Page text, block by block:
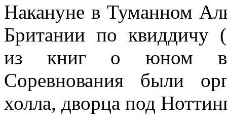
Накануне в Туманном
Британии по квиддичу
из книг о юном
Соревнования были
холла, дворца под